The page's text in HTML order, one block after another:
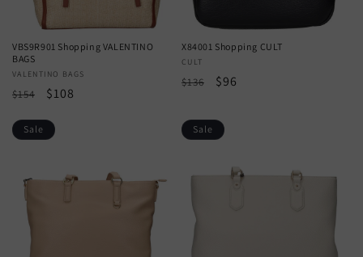
VBS9R901 Shopping VALENTINO
BAGS
Vendor:
VALENTINO BAGS
Regular
$154
Sale
$108
X84001 Shopping CULT
Vendor:
CULT
Regular
$136
Sale
$96
Sale Sale